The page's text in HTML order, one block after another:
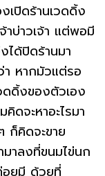
เปิดร้านเวดดิ้ง
บ่าวเจ้า แต่พอมี
ด้ปิดร้านมา
า หากมัวแต่รอ
ดดิ้งของตัวเอง
ดจะหาอะไรมา
ก็คิดจะขาย
าลงที่ขนมไข่นก
อยมี ด้วยที่